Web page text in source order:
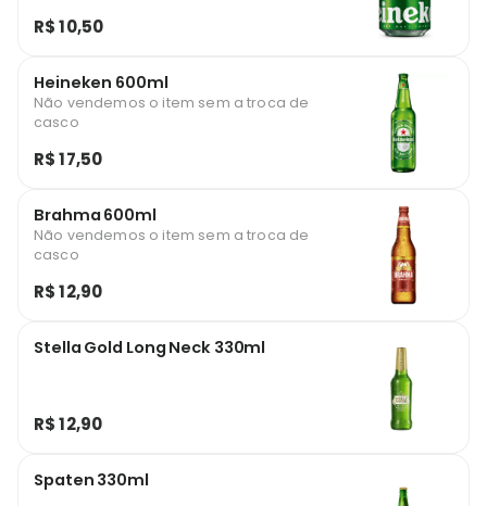
R$ 10,50
Heineken 600ml
Não vendemos o item sem a troca de
casco
R$ 17,50
Brahma 600ml
Não vendemos o item sem a troca de
casco
R$ 12,90
Stella Gold Long Neck 330ml
R$ 12,90
Spaten 330ml